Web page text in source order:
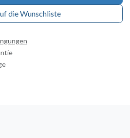
die Wunschliste